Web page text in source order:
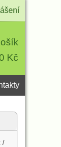
Kč
/